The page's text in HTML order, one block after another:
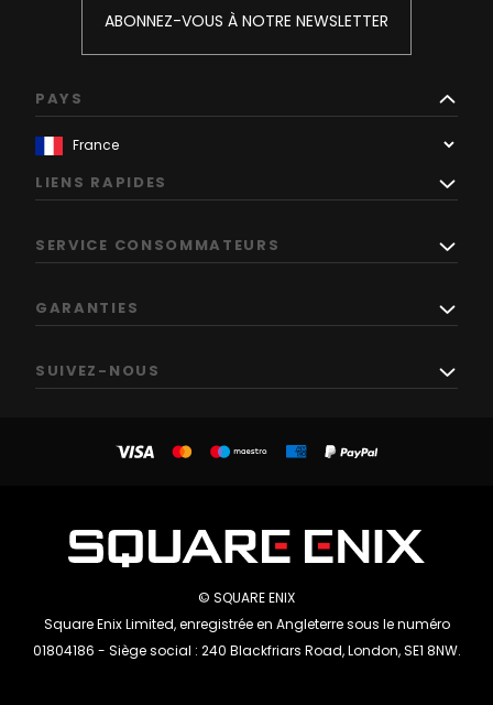
ABONNEZ-VOUS À NOTRE NEWSLETTER
PAYS
LIENS RAPIDES
SERVICE CONSOMMATEURS
GARANTIES
SUIVEZ-NOUS
© SQUARE ENIX
Square Enix Limited, enregistrée en Angleterre sous le numéro
01804186 - Siège social : 240 Blackfriars Road, London, SE1 8NW.